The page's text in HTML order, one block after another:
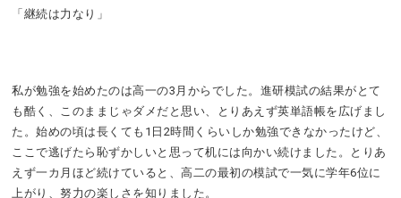
「継続は力なり」
私が勉強を始めたのは高一の3月からでした。進研模試の結果がとて
も酷く、このままじゃダメだと思い、とりあえず英単語帳を広げまし
た。始めの頃は長くても1日2時間くらいしか勉強できなかったけど、
ここで逃げたら恥ずかしいと思って机には向かい続けました。とりあ
えず一カ月ほど続けていると、高二の最初の模試で一気に学年6位に
上がり、努力の楽しさを知りました。